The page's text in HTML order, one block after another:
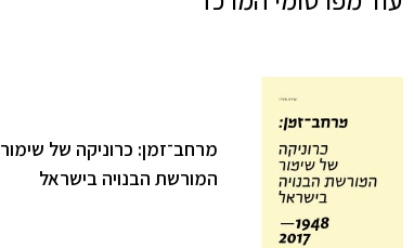
מרחב־זמן: כרוניקה של שימור
המורשת הבנויה בישראל